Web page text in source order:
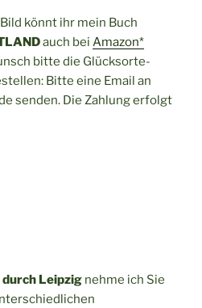
könnt ihr mein Buch
auch bei Amazon*
bitte die Glücksorte-
Bitte eine Email an
senden. Die Zahlung erfolgt
durch Leipzig nehme ich Sie